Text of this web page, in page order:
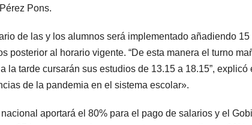
Pons.
de las y los alumnos será implementado añadiendo
posterior al horario vigente. “De esta manera el turno
la tarde cursarán sus estudios de 13.15 a 18.15”,
de la pandemia en el sistema escolar».
aportará el 80% para el pago de salarios y el